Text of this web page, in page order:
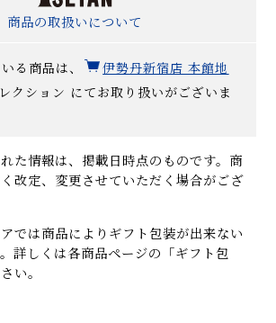
商品の取扱いについて
る商品は、
伊勢丹新宿店 本館地
クション にてお取り扱いがございま
た情報は、掲載日時点のものです。商
改定、変更させていただく場合がござ
では商品によりギフト包装が出来ない
詳しくは各商品ページの「ギフト包
い。